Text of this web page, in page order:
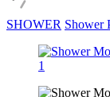
SHOWER Shower